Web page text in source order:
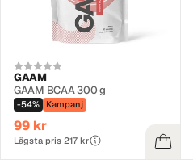
GAAM
GAAM BCAA 300 g
-54% Kampanj
99 kr
Lägsta pris 217 kr